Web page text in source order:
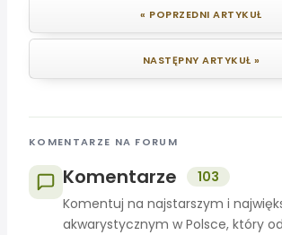
« POPRZEDNI ARTYKUŁ
NASTĘPNY ARTYKUŁ »
KOMENTARZE NA FORUM
Komentarze
103
Komentuj na najstarszym i
akwarystycznym w Polsce, który